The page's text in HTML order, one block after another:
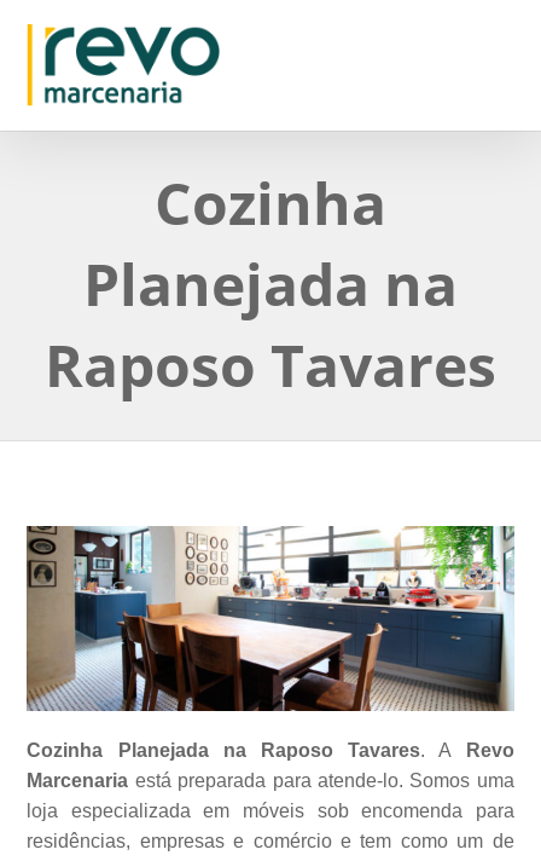
Cozinha
Planejada na
Raposo Tavares
Cozinha Planejada na Raposo Tavares. A
Revo
Marcenaria está preparada para atende-lo. Somos uma
loja especializada em móveis sob encomenda para
residências, empresas e comércio e tem como um de